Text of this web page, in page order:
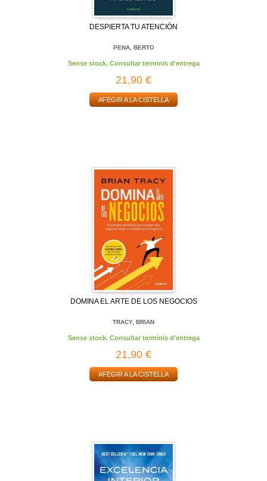
DESPIERTA TU ATENCIÓN
PENA, BERTO
Sense stock. Consultar terminis d'entrega
21,90 €
AFEGIR A LA CISTELLA
DOMINA EL ARTE DE LOS NEGOCIOS
TRACY, BRIAN
Sense stock. Consultar terminis d'entrega
21,90 €
AFEGIR A LA CISTELLA